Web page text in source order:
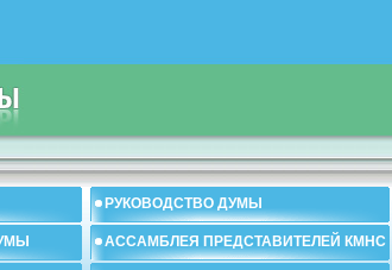
РУКОВОДСТВО ДУМЫ
АССАМБЛЕЯ ПРЕДСТАВИТЕЛЕЙ КМНС